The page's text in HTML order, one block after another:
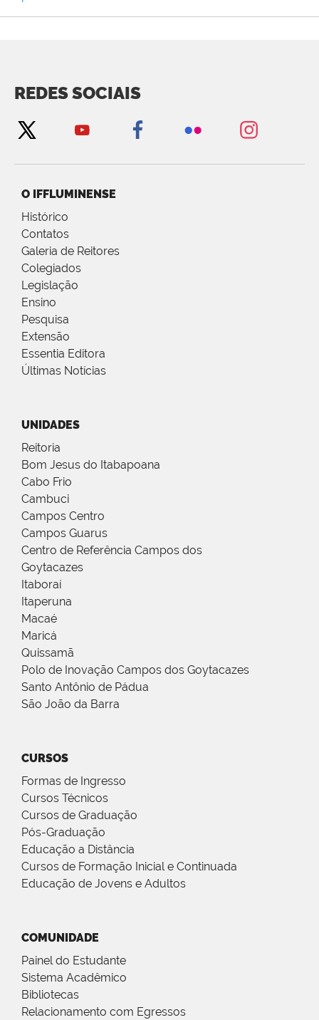
REDES SOCIAIS
O IFFLUMINENSE
Histórico
Contatos
Galeria de Reitores
Colegiados
Legislação
Ensino
Pesquisa
Extensão
Essentia Editora
Últimas Notícias
UNIDADES
Reitoria
Bom Jesus do Itabapoana
Cabo Frio
Cambuci
Campos Centro
Campos Guarus
Centro de Referência Campos dos
Goytacazes
Itaboraí
Itaperuna
Macaé
Maricá
Quissamã
Polo de Inovação Campos dos Goytacazes
Santo Antônio de Pádua
São João da Barra
CURSOS
Formas de Ingresso
Cursos Técnicos
Cursos de Graduação
Pós-Graduação
Educação a Distância
Cursos de Formação Inicial e Continuada
Educação de Jovens e Adultos
COMUNIDADE
Painel do Estudante
Sistema Acadêmico
Bibliotecas
Relacionamento com Egressos